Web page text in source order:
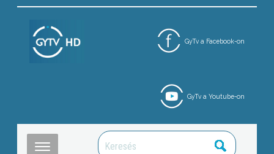
GyTv a Facebook-on
GyTv a Youtube-on